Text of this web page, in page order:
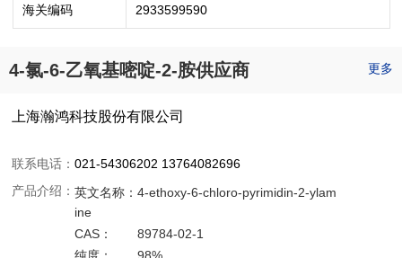
海关编码 2933599590
4-氯-6-乙氧基嘧啶-2-胺供应商 更多
上海瀚鸿科技股份有限公司
联系电话：021-54306202 13764082696
产品介绍：英文名称：4-ethoxy-6-chloro-pyrimidin-2-ylam
ine
CAS：
89784-02-1